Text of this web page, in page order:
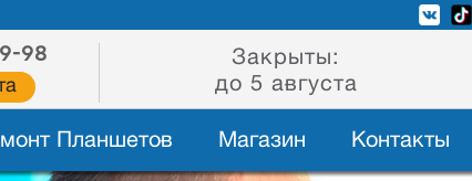
98
Закрыты:
до 5 августа
Планшетов Магазин Контакты